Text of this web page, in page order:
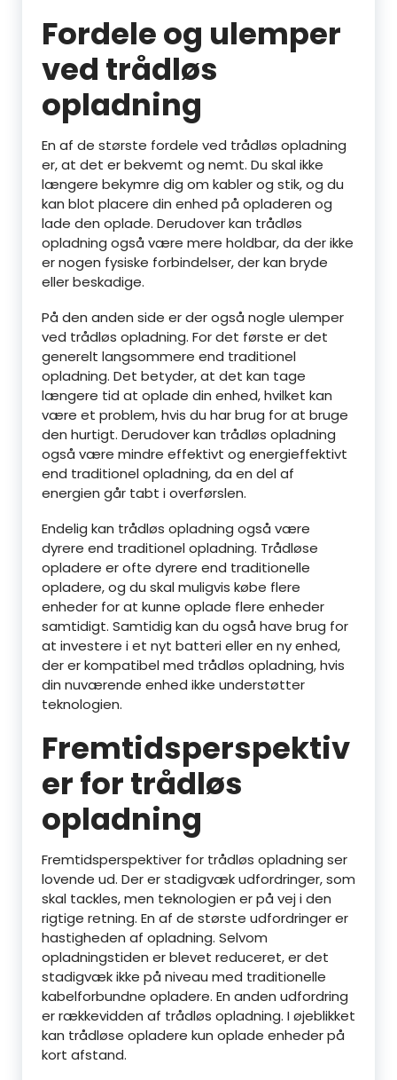
Fordele og ulemper
ved trådløs
opladning
En af de største fordele ved trådløs opladning
er, at det er bekvemt og nemt. Du skal ikke
længere bekymre dig om kabler og stik, og du
kan blot placere din enhed på opladeren og
lade den oplade. Derudover kan trådløs
opladning også være mere holdbar, da der ikke
er nogen fysiske forbindelser, der kan bryde
eller beskadige.
På den anden side er der også nogle ulemper
ved trådløs opladning. For det første er det
generelt langsommere end traditionel
opladning. Det betyder, at det kan tage
længere tid at oplade din enhed, hvilket kan
være et problem, hvis du har brug for at bruge
den hurtigt. Derudover kan trådløs opladning
også være mindre effektivt og energieffektivt
end traditionel opladning, da en del af
energien går tabt i overførslen.
Endelig kan trådløs opladning også være
dyrere end traditionel opladning. Trådløse
opladere er ofte dyrere end traditionelle
opladere, og du skal muligvis købe flere
enheder for at kunne oplade flere enheder
samtidigt. Samtidig kan du også have brug for
at investere i et nyt batteri eller en ny enhed,
der er kompatibel med trådløs opladning, hvis
din nuværende enhed ikke understøtter
teknologien.
Fremtidsperspektiv
er for trådløs
opladning
Fremtidsperspektiver for trådløs opladning ser
lovende ud. Der er stadigvæk udfordringer, som
skal tackles, men teknologien er på vej i den
rigtige retning. En af de største udfordringer er
hastigheden af opladning. Selvom
opladningstiden er blevet reduceret, er det
stadigvæk ikke på niveau med traditionelle
kabelforbundne opladere. En anden udfordring
er rækkevidden af trådløs opladning. I øjeblikket
kan trådløse opladere kun oplade enheder på
kort afstand.